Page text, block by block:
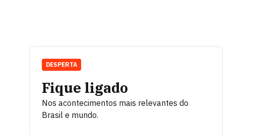
Fique ligado
Nos acontecimentos mais relevantes do
Brasil e mundo.
DESPERTA